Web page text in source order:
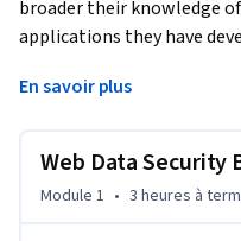
broader their knowledge
applications they have
security like GDPR, and
access control.
En savoir plus
Web Data Security
Module 1 • 3 heures à